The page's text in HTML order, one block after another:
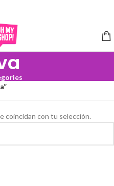
coincidan con tu selección.